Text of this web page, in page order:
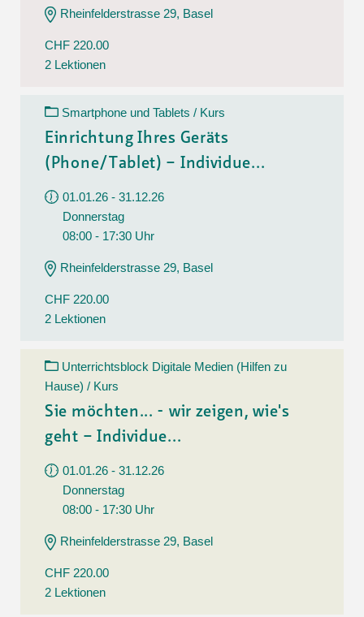
Rheinfelderstrasse 29, Basel
CHF 220.00
2 Lektionen
Smartphone und Tablets / Kurs
Einrichtung Ihres Geräts
(Phone/Tablet) – Individue...
01.01.26 - 31.12.26
Donnerstag
08:00 - 17:30 Uhr
Rheinfelderstrasse 29, Basel
CHF 220.00
2 Lektionen
Unterrichtsblock Digitale Medien (Hilfen zu
Hause) / Kurs
Sie möchten... - wir zeigen, wie's
geht – Individue...
01.01.26 - 31.12.26
Donnerstag
08:00 - 17:30 Uhr
Rheinfelderstrasse 29, Basel
CHF 220.00
2 Lektionen